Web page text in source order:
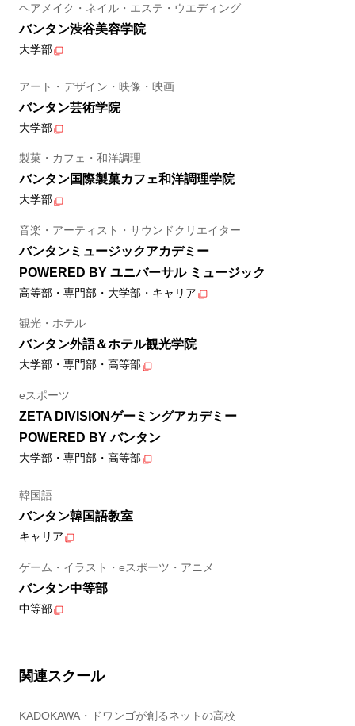
ヘアメイク・ネイル・エステ・ウエディング
バンタン渋谷美容学院
大学部
アート・デザイン・映像・映画
バンタン芸術学院
大学部
製菓・カフェ・和洋調理
バンタン国際製菓カフェ和洋調理学院
大学部
音楽・アーティスト・サウンドクリエイター
バンタンミュージックアカデミー
POWERED BY ユニバーサル ミュージック
高等部・専門部・大学部・キャリア
観光・ホテル
バンタン外語＆ホテル観光学院
大学部・専門部・高等部
eスポーツ
ZETA DIVISIONゲーミングアカデミー
POWERED BY バンタン
大学部・専門部・高等部
韓国語
バンタン韓国語教室
キャリア
ゲーム・イラスト・eスポーツ・アニメ
バンタン中等部
中等部
関連スクール
KADOKAWA・ドワンゴが創るネットの高校